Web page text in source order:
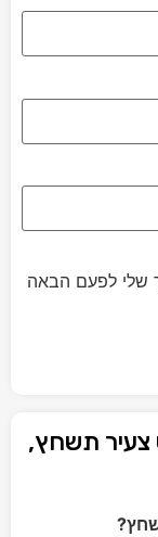
שלי לפעם הבאה
צעיר תשחץ,